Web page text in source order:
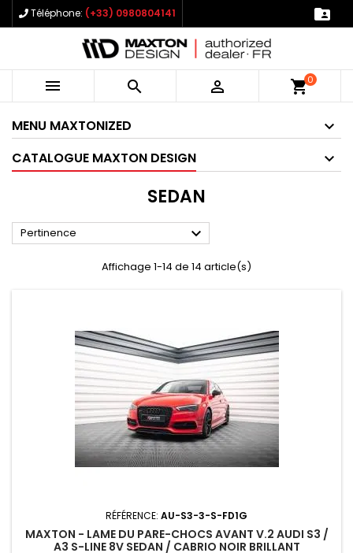
Téléphone: (+33) 0980804141 
   shopping_cart0
MENU MAXTONIZED
CATALOGUE MAXTON DESIGN
SEDAN
Pertinence 
Affichage 1-14 de 14 article(s)
RÉFÉRENCE: AU-S3-3-S-FD1G
MAXTON - LAME DU PARE-CHOCS AVANT V.2 AUDI S3 /
A3 S-LINE 8V SEDAN / CABRIO NOIR BRILLANT